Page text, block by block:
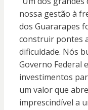
nossa gestão à
dos Guararapes
construir pontes
dificuldade. Nós
Governo Federal
investimentos
um valor que
imprescindível a